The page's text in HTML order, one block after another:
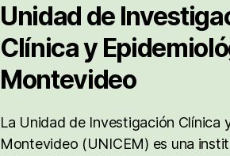
Unidad de
Clínica y
Montevideo
La Unidad de Investigación Clínica
Montevideo (UNICEM) es una